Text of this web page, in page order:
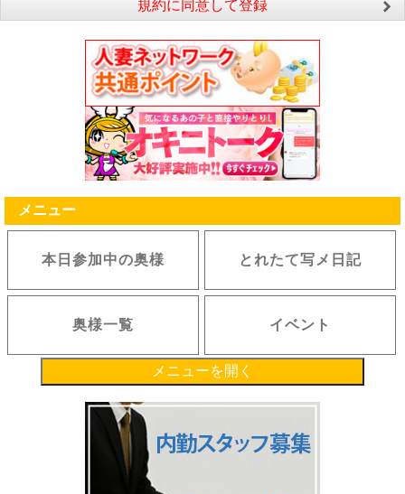
2.弊社が当サイト上において随時告知する諸規定及びサービスごとに規定する各規約は、本規約
第４条（規約の変更）
弊社は、規約等（本規約および当サイトに関するルールの内容を事前予告無しに自由に変更でき
第５条（ポイントの付与、取消・消滅）
1.弊社は、当サイト内におけるサービスを利用した会員に、弊社が定める付与数または付与率に
従い付与いたします。
2.弊社は、ポイントの付与、付与数、付与率、付与のタイミング、ポイントの無効、無効のタイ
ミング等、本サービスに関する条件すべてを決定する権利を保有します。また利用者は弊社の決
定に従うものとします。
3.ポイントを利用して弊社が提供する各種サービスを利用した際、残りの利用額相当のポイント
付与はありません。
くは全部を取り消すことができます。
(3) 理由の如何によらず、注文がキャンセル・金額変更された場合
消滅します。
8.ポイントは、本サービス利用時の会員IDに付与するものとし、異なるID間でのポイントの移動
は行えません。ならびに複数IDの統合、保持ポイントの合算は如何なる理由があってもお受け致
しません。
9.弊社が必要であると判断した場合、弊社は利用者に事前に通知することなく、いつでもポイン
ト付与の停止もしくは中止、または付与条件の変更、付与済みのポイント数の変更、ポイントの
利用停止もしくは中止あるいは利用条件の変更を行うことができるものとします。本条項に基づ
いて弊社がポイントの付与または利用の停止等を行った場合でも、利用者に対して一切責任を負
1.会員は、弊社が定める方法により保有するポイントを1ポイントを1円相当分として、当サイト
規約に同意して登録
メニュー
本日参加中の奥様 とれたて写メ日記
奥様一覧 イベント
メニューを開く